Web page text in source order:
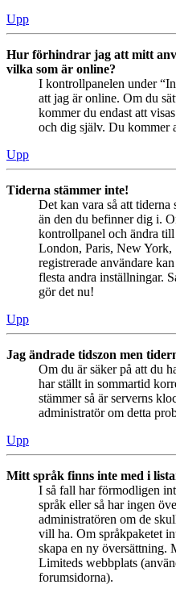
Upp
Hur förhindrar jag att mitt
vilka som är online?
I kontrollpanelen under
att jag är online. Om du
kommer du endast att
och dig själv. Du kommer
Upp
Tiderna stämmer inte!
Det kan vara så att tiderna
än den du befinner dig i.
kontrollpanel och ändra
London, Paris, New York,
registrerade användare
flesta andra inställningar.
gör det nu!
Upp
Jag ändrade tidszon men
Om du är säker på att du
har ställt in sommartid
stämmer så är serverns
administratör om detta
Upp
Mitt språk finns inte med i
I så fall har förmodligen
språk eller så har ingen
administratören om de
vill ha. Om språkpaketet
skapa en ny översättning.
Limiteds webbplats
forumsidorna).